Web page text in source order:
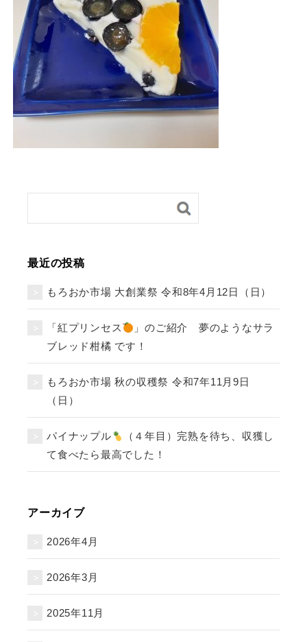
最近の投稿
もろおか市場 大創業祭 令和8年4月12日（日）
「紅プリンセス
」のご紹介 夢のようなサラ
ブレッド柑橘 です！
もろおか市場 秋の収穫祭 令和7年11月9日
（日）
パイナップル
（４年目）完熟を待ち、収獲し
て食べたら最高でした！
アーカイブ
2026年4月
2026年3月
2025年11月